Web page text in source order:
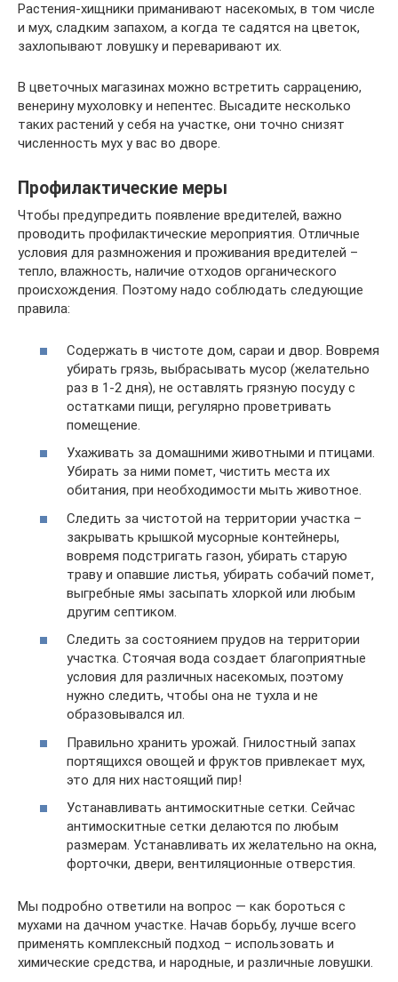
Растения-хищники приманивают насекомых, в том числе
и мух, сладким запахом, а когда те садятся на цветок,
захлопывают ловушку и переваривают их.
В цветочных магазинах можно встретить саррацению,
венерину мухоловку и непентес. Высадите несколько
таких растений у себя на участке, они точно снизят
численность мух у вас во дворе.
Профилактические меры
Чтобы предупредить появление вредителей, важно
проводить профилактические мероприятия. Отличные
условия для размножения и проживания вредителей –
тепло, влажность, наличие отходов органического
происхождения. Поэтому надо соблюдать следующие
правила:
Содержать в чистоте дом, сараи и двор. Вовремя
убирать грязь, выбрасывать мусор (желательно
раз в 1-2 дня), не оставлять грязную посуду с
остатками пищи, регулярно проветривать
помещение.
Ухаживать за домашними животными и птицами.
Убирать за ними помет, чистить места их
обитания, при необходимости мыть животное.
Следить за чистотой на территории участка –
закрывать крышкой мусорные контейнеры,
вовремя подстригать газон, убирать старую
траву и опавшие листья, убирать собачий помет,
выгребные ямы засыпать хлоркой или любым
другим септиком.
Следить за состоянием прудов на территории
участка. Стоячая вода создает благоприятные
условия для различных насекомых, поэтому
нужно следить, чтобы она не тухла и не
образовывался ил.
Правильно хранить урожай. Гнилостный запах
портящихся овощей и фруктов привлекает мух,
это для них настоящий пир!
Устанавливать антимоскитные сетки. Сейчас
антимоскитные сетки делаются по любым
размерам. Устанавливать их желательно на окна,
форточки, двери, вентиляционные отверстия.
Мы подробно ответили на вопрос — как бороться с
мухами на дачном участке. Начав борьбу, лучше всего
применять комплексный подход – использовать и
химические средства, и народные, и различные ловушки.